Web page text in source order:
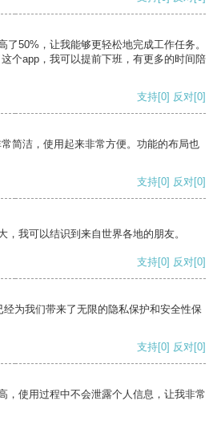
了50%，让我能够更轻松地完成工作任务。
个app，我可以提前下班，有更多的时间陪
支持[0] 反对[0]
简洁，使用起来非常方便。功能的布局也
支持[0] 反对[0]
，我可以结识到来自世界各地的朋友。
支持[0] 反对[0]
为我们带来了无限的隐私保护和安全性保
支持[0] 反对[0]
，使用过程中不会泄露个人信息，让我非常